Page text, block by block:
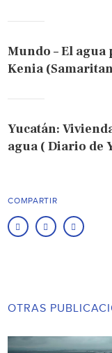
Mundo – El
Kenia
Yucatán:
agua ( Diario de
COMPARTIR
OTRAS